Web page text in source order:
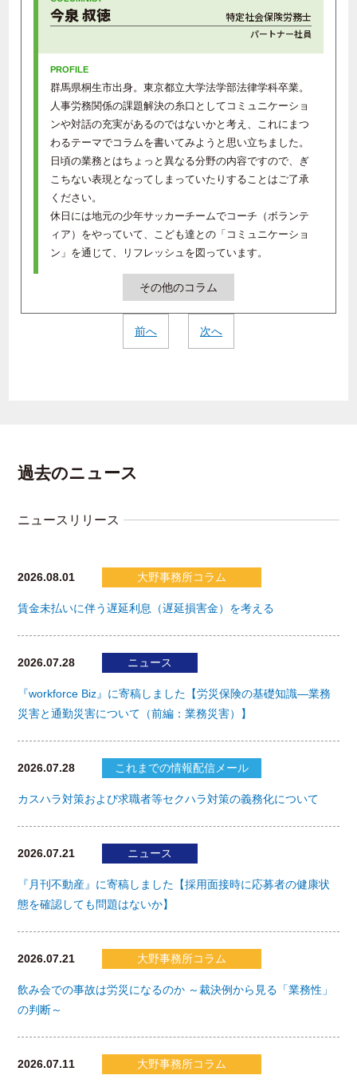
今泉 叔徳 特定社会保険労務士
パートナー社員
群馬県桐生市出身。東京都立大学法学部法律学科卒業。
人事労務関係の課題解決の糸口としてコミュニケーショ
ンや対話の充実があるのではないかと考え、これにまつ
わるテーマでコラムを書いてみようと思い立ちました。
日頃の業務とはちょっと異なる分野の内容ですので、ぎ
こちない表現となってしまっていたりすることはご了承
ください。
休日には地元の少年サッカーチームでコーチ（ボランテ
ィア）をやっていて、こども達との「コミュニケーショ
ン」を通じて、リフレッシュを図っています。
その他のコラム
前へ 次へ
過去のニュース
ニュースリリース
2026.08.01 大野事務所コラム
賃金未払いに伴う遅延利息（遅延損害金）を考える
2026.07.28 ニュース
『workforce Biz』に寄稿しました【労災保険の基礎知識―業務
災害と通勤災害について（前編：業務災害）】
2026.07.28 これまでの情報配信メール
カスハラ対策および求職者等セクハラ対策の義務化について
2026.07.21 ニュース
『月刊不動産』に寄稿しました【採用面接時に応募者の健康状
態を確認しても問題はないか】
2026.07.21 大野事務所コラム
飲み会での事故は労災になるのか ～裁決例から見る「業務性」
の判断～
2026.07.11 大野事務所コラム